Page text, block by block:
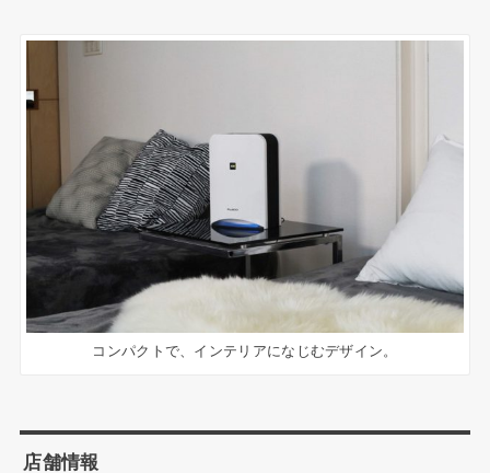
コンパクトで、インテリアになじむデザイン。
店舗情報